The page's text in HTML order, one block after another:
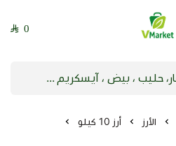
فيلج ماركت | VMarket
0
الأرز
أرز 10 كيلو